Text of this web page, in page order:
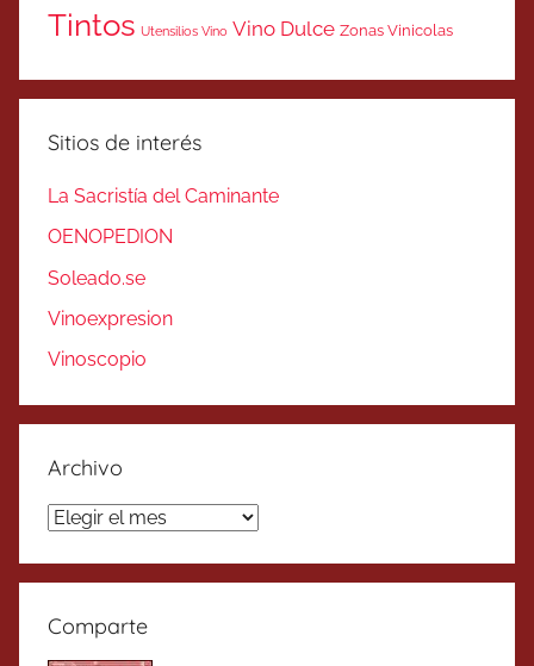
Tintos Utensilios Vino Vino Dulce Zonas Vinicolas
Sitios de interés
La Sacristía del Caminante
OENOPEDION
Soleado.se
Vinoexpresion
Vinoscopio
Archivo
Archivo
Comparte